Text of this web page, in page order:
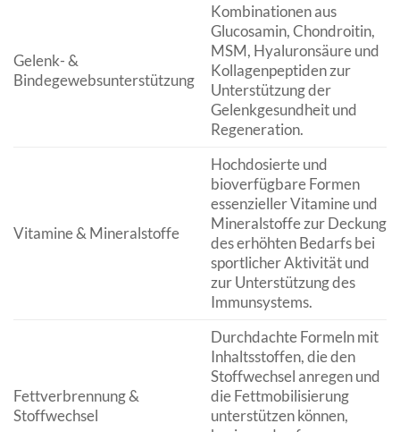
Gelenk- &
Bindegewebsunterstützung
Kombinationen aus
Glucosamin, Chondroitin,
MSM, Hyaluronsäure und
Kollagenpeptiden zur
Unterstützung der
Gelenkgesundheit und
Regeneration.
Vitamine & Mineralstoffe
Hochdosierte und
bioverfügbare Formen
essenzieller Vitamine und
Mineralstoffe zur Deckung
des erhöhten Bedarfs bei
sportlicher Aktivität und
zur Unterstützung des
Immunsystems.
Fettverbrennung &
Stoffwechsel
Durchdachte Formeln mit
Inhaltsstoffen, die den
Stoffwechsel anregen und
die Fettmobilisierung
unterstützen können,